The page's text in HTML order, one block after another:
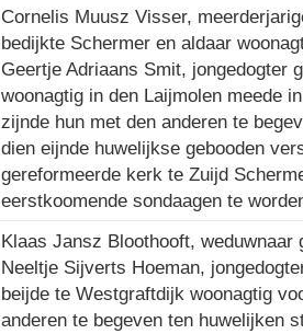
Cornelis Muusz Visser,
bedijkte Schermer en aldaar
Geertje Adriaans Smit, jongedogter
woonagtig in den Laijmolen meede
zijnde hun met den anderen te
dien eijnde huwelijkse gebooden
gereformeerde kerk te Zuijd
eerstkoomende sondaagen te
Klaas Jansz Bloothooft, weduwnaar
Neeltje Sijverts Hoeman,
beijde te Westgraftdijk woonagtig
anderen te begeven ten huwelijken